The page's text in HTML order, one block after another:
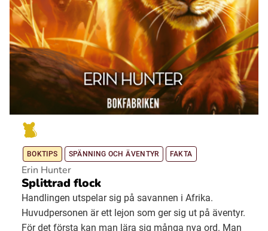
BOKTIPS SPÄNNING OCH ÄVENTYR FAKTA
Erin Hunter
Splittrad flock
Handlingen utspelar sig på savannen i Afrika.
Huvudpersonen är ett lejon som ger sig ut på äventyr.
För det första kan man lära sig många nya ord. Man